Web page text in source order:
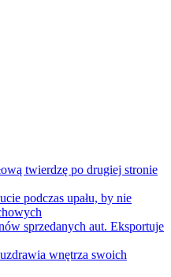
twierdzę po drugiej stronie
podczas upału, by nie
sprzedanych aut. Eksportuje
wnętrza swoich